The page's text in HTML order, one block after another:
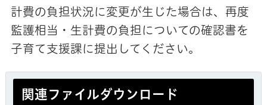
計費の負担状況に変更が生じた場合は、再度
監護相当・生計費の負担についての確認書を
子育て支援課に提出してください。
関連ファイルダウンロード